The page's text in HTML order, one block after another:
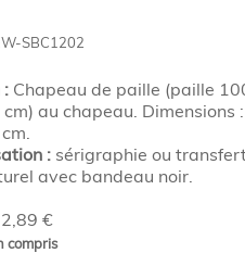
SBC1202
€
compris
Chapeau de paille (paille
cm) au chapeau.
: sérigraphie ou
avec bandeau noir.